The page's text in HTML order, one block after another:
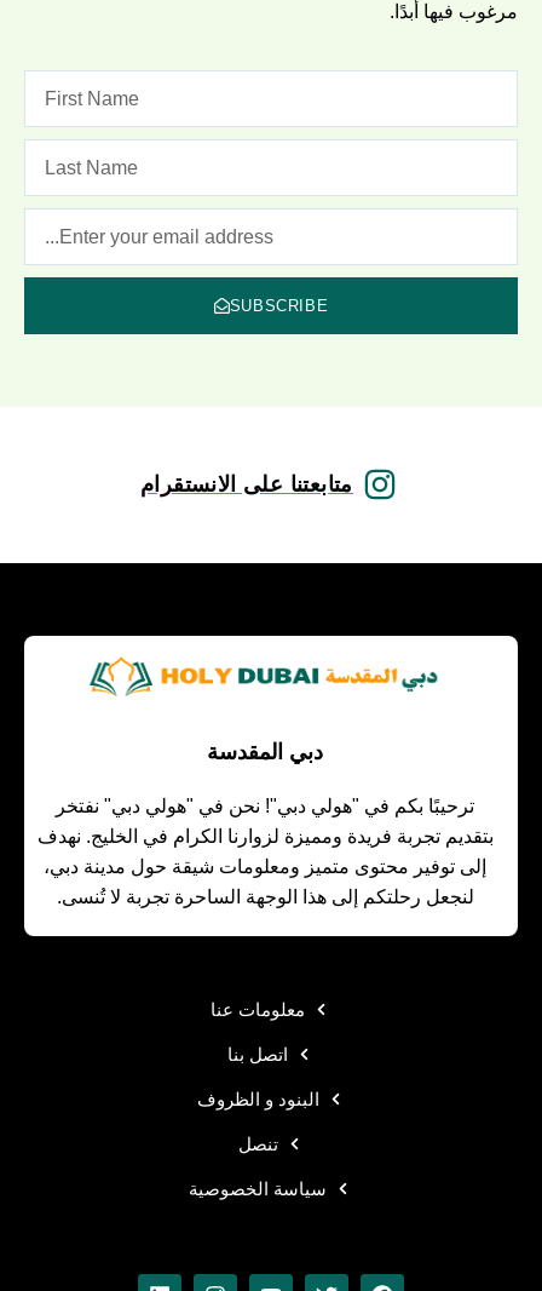
مرغوب فيها أبدًا.
SUBSCRIBE
متابعتنا على الانستقرام
دبي المقدسة
ترحيبًا بكم في "هولي دبي"! نحن في "هولي دبي" نفتخر
بتقديم تجربة فريدة ومميزة لزوارنا الكرام في الخليج. نهدف
إلى توفير محتوى متميز ومعلومات شيقة حول مدينة دبي،
لنجعل رحلتكم إلى هذا الوجهة الساحرة تجربة لا تُنسى.
معلومات عنا
اتصل بنا
البنود و الظروف
تنصل
سياسة الخصوصية